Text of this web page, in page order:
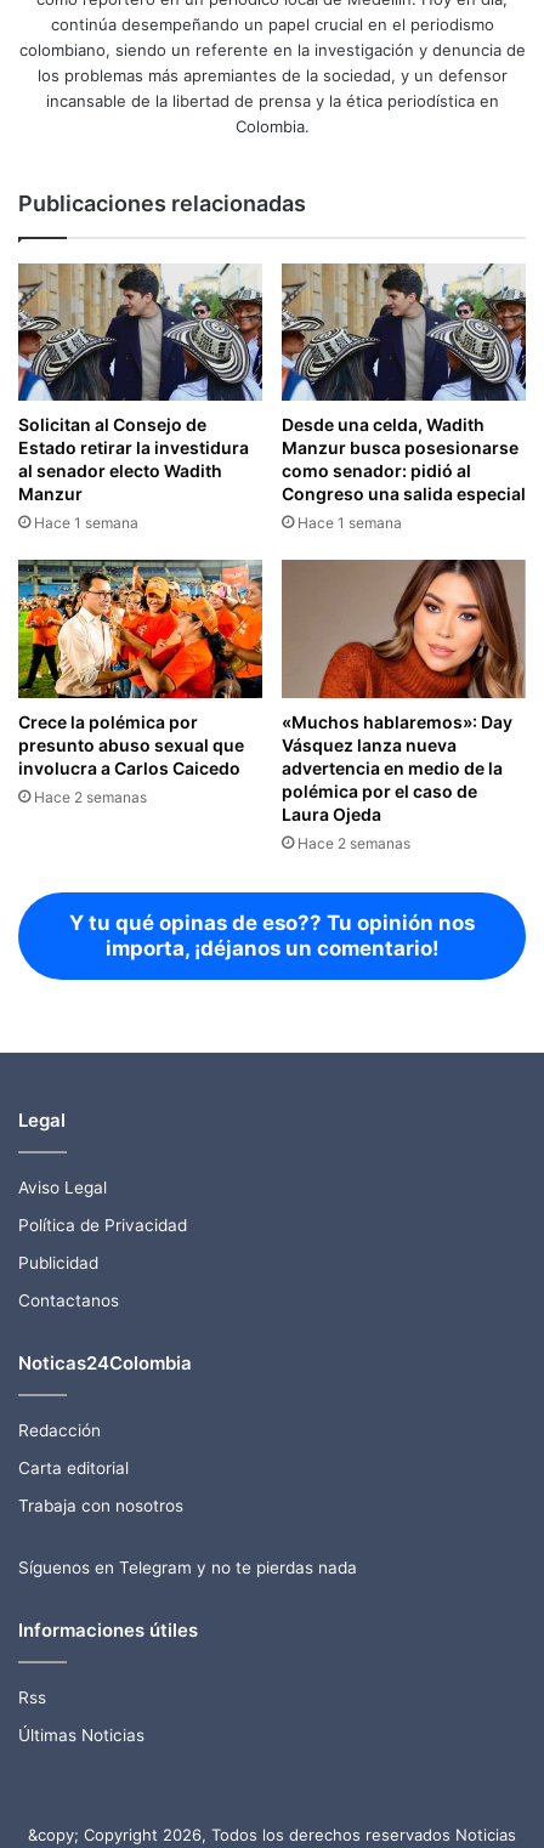
continúa desempeñando un papel crucial en el periodismo
colombiano, siendo un referente en la investigación y denuncia de
los problemas más apremiantes de la sociedad, y un defensor
incansable de la libertad de prensa y la ética periodística en
Colombia.
Publicaciones relacionadas
Solicitan al Consejo de
Estado retirar la investidura
al senador electo Wadith
Manzur
Hace 1 semana
Desde una celda, Wadith
Manzur busca posesionarse
como senador: pidió al
Congreso una salida especial
Hace 1 semana
Crece la polémica por
presunto abuso sexual que
involucra a Carlos Caicedo
Hace 2 semanas
«Muchos hablaremos»: Day
Vásquez lanza nueva
advertencia en medio de la
polémica por el caso de
Laura Ojeda
Hace 2 semanas
Y tu qué opinas de eso?? Tu opinión nos
importa, ¡déjanos un comentario!
Legal
Aviso Legal
Política de Privacidad
Publicidad
Contactanos
Noticas24Colombia
Redacción
Carta editorial
Trabaja con nosotros
Síguenos en Telegram y no te pierdas nada
Informaciones útiles
Rss
Últimas Noticias
&copy; Copyright 2026, Todos los derechos reservados Noticias